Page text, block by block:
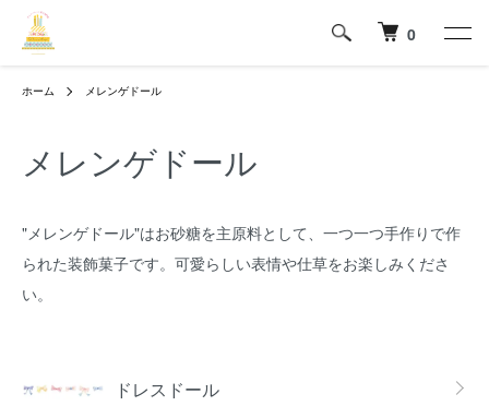
0
ホーム メレンゲドール
メレンゲドール
"メレンゲドール"はお砂糖を主原料として、一つ一つ手作りで作
られた装飾菓子です。可愛らしい表情や仕草をお楽しみくださ
い。
カテゴリー一覧ドレスドール